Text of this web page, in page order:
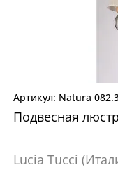
Natura
Подвесная
Lucia Tucci